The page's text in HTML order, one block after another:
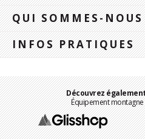
QUI SOMMES-
INFOS PRATIQUES
Découvrez
Équipement